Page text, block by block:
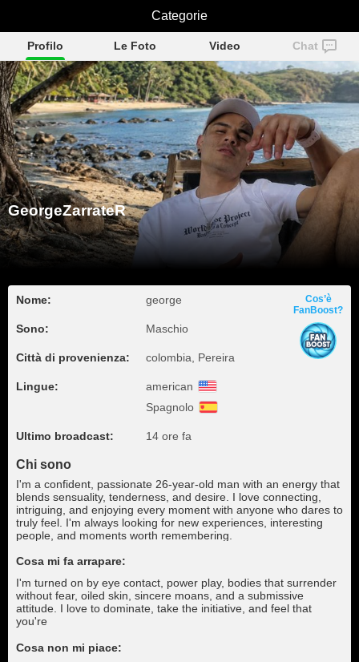
GeorgeZarrateR
Profilo Le Foto Video Chat
GeorgeZarrateR
Nome: george
Sono: Maschio
Città di provenienza: colombia, Pereira
Lingue:
american
Spagnolo
Ultimo broadcast: 14 ore fa
Cos’è
FanBoost?
Chi sono
I'm a confident, passionate 26-year-old man with an energy that
blends sensuality, tenderness, and desire. I love connecting,
intriguing, and enjoying every moment with anyone who dares to
truly feel. I'm always looking for new experiences, interesting
people, and moments worth remembering.
Cosa mi fa arrapare:
I'm turned on by eye contact, power play, bodies that surrender
without fear, oiled skin, sincere moans, and a submissive
attitude. I love to dominate, take the initiative, and feel that
you're
Cosa non mi piace:
Categorie